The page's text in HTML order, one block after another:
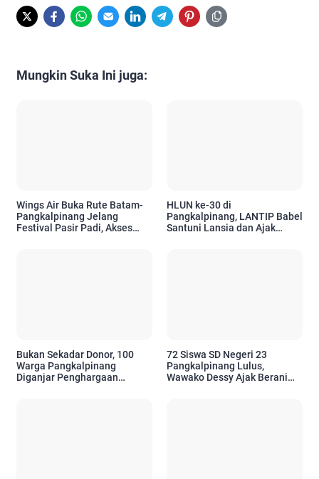
Mungkin Suka Ini juga:
Wings Air Buka Rute Batam-
Pangkalpinang Jelang
Festival Pasir Padi, Akses
HLUN ke-30 di
Pangkalpinang, LANTIP Babel
Santuni Lansia dan Ajak
Bukan Sekadar Donor, 100
Warga Pangkalpinang
Diganjar Penghargaan
72 Siswa SD Negeri 23
Pangkalpinang Lulus,
Wawako Dessy Ajak Berani